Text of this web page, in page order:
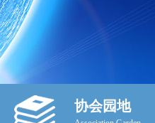
协会园地